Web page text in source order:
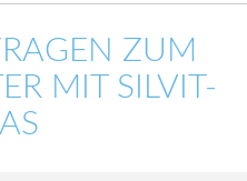
ZUM
MIT SILVIT-